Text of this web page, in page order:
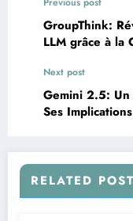
GroupThink:
LLM grâce à la
Next post
Gemini 2.5: Un
Ses
RELATED